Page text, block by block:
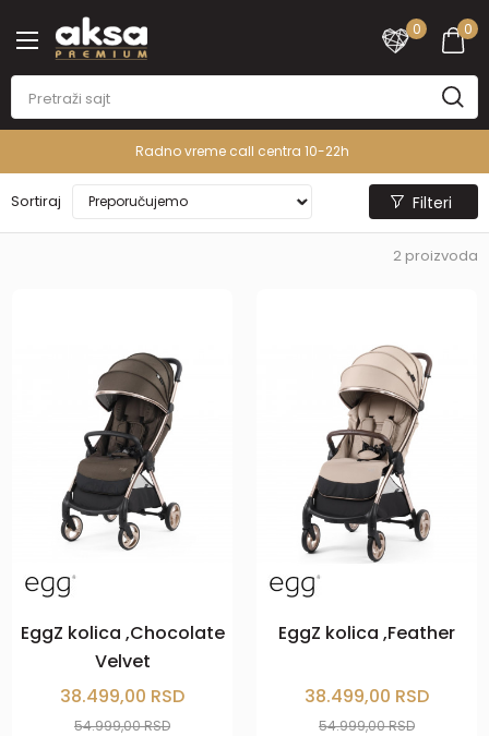
0
0
Radno vreme call centra 10-22h
Sortiraj Filteri
2 proizvoda
EggZ kolica ,Chocolate
Velvet
38.499,00 RSD
54.999,00RSD
EggZ kolica ,Feather
38.499,00 RSD
54.999,00RSD